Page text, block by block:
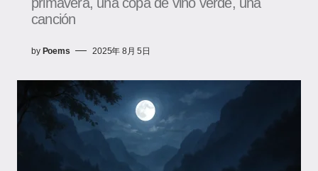
canción
by Poems 2025年 8月 5日